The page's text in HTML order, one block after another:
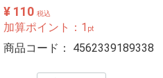
¥ 110 税込
加算ポイント： 1 pt
商品コード： 4562339189338